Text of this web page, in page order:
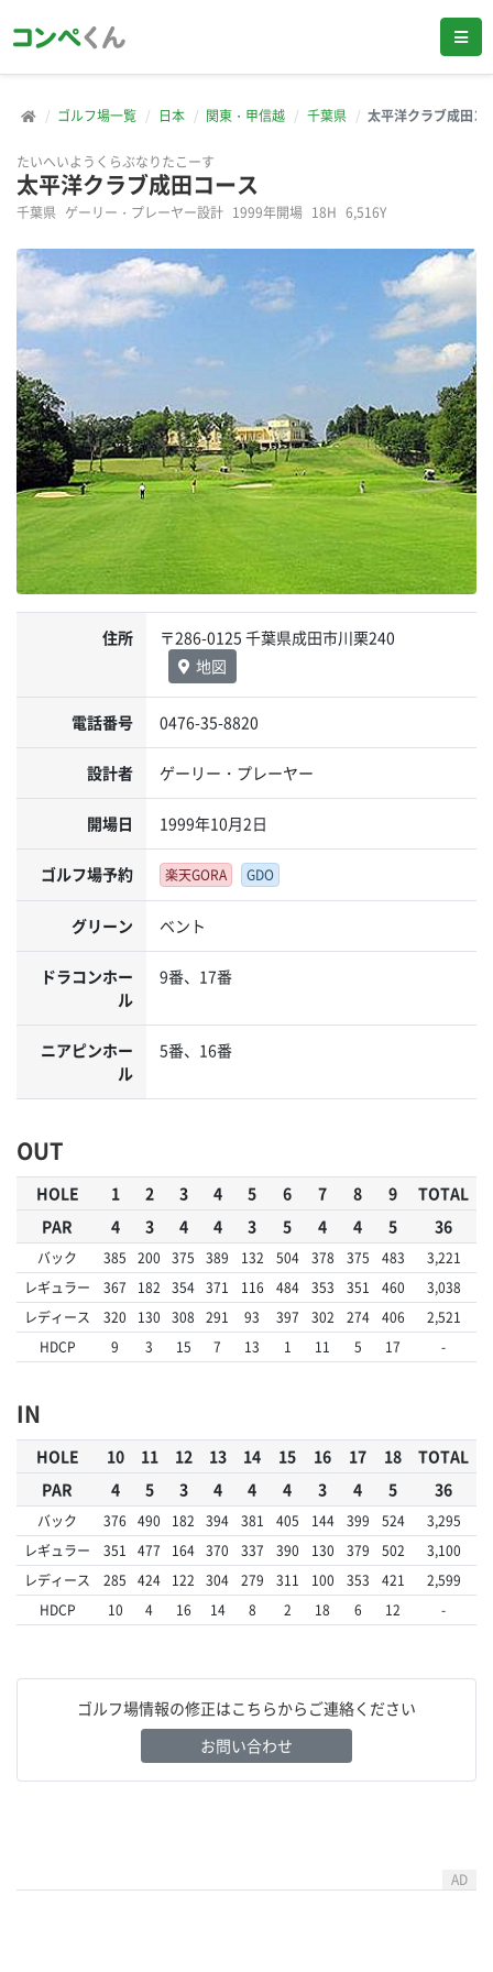
ゴルフ場一覧 日本 関東・甲信越 千葉県 太平洋クラブ成田コ
たいへいようくらぶなりたこーす
太平洋クラブ成田コース
千葉県 ゲーリー・プレーヤー設計 1999年開場 18H 6,516Y
住所
〒286-0125 千葉県成田市川栗240
地図
電話番号 0476-35-8820
設計者 ゲーリー・プレーヤー
開場日 1999年10月2日
ゴルフ場予約 楽天GORA GDO
グリーン ベント
ドラコンホー
ル
9番、17番
ニアピンホー
ル
5番、16番
OUT
HOLE 1 2 3 4 5 6 7 8 9
TOTAL
PAR
4 3 4 4 3 5 4 4 5 36
バック 385 200 375 389 132 504 378 375 483
3,221
レギュラー
367 182 354 371 116 484 353 351 460
3,038
レディース
320 130 308 291 93 397 302 274 406
2,521
HDCP
9 3 15 7 13 1 11 5 17 -
IN
HOLE 10 11 12 13 14 15 16 17 18
TOTAL
PAR
4 5 3 4 4 4 3 4 5 36
バック 376 490 182 394 381 405 144 399 524
3,295
レギュラー
351 477 164 370 337 390 130 379 502
3,100
レディース
285 424 122 304 279 311 100 353 421
2,599
HDCP
10 4 16 14 8 2 18 6 12 -
ゴルフ場情報の修正はこちらからご連絡ください
お問い合わせ
AD